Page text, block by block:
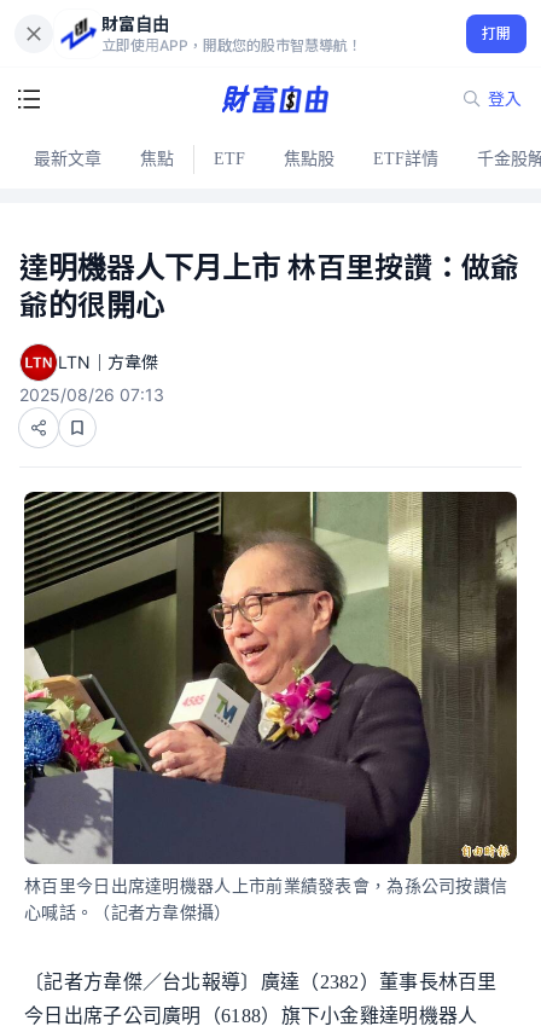
財富自由
立即使用APP，開啟您的股市智慧導航！
打開
登入
最新文章 焦點 ETF 焦點股 ETF詳情 千金股
達明機器人下月上市 林百里按讚：做爺
爺的很開心
LTN｜方韋傑
2025/08/26 07:13
林百里今日出席達明機器人上市前業績發表會，為孫公司按讚信
心喊話。（記者方韋傑攝）
〔記者方韋傑／台北報導〕廣達（2382）董事長林百里
今日出席子公司廣明（6188）旗下小金雞達明機器人